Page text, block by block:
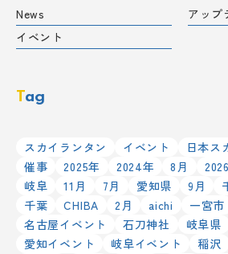
News
アップ
イベント
Tag
スカイランタン イベント
日本ス
催事
2025年 2024年 8月
岐阜
11月 7月 愛知県 9月
千葉
CHIBA 2月 aichi 一宮市
名古屋イベント
石刀神社 岐阜県
愛知イベント
岐阜イベント 稲沢